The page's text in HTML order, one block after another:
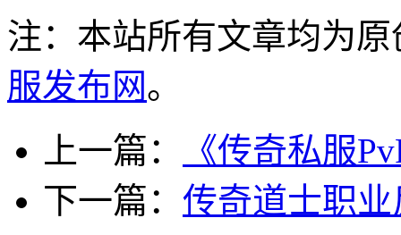
注：本站所有文章均为
服发布网。
上一篇：
《传奇私服
下一篇： 传奇道士职